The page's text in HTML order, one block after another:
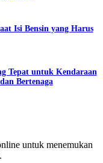
Isi Bensin yang Harus
Tepat untuk Kendaraan
Bertenaga
untuk menemukan